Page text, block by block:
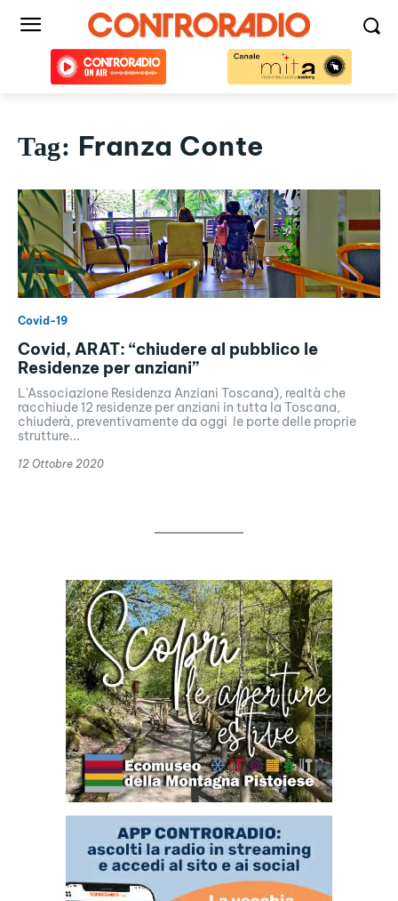
Tag: Franza Conte
Covid-19
Covid, ARAT: “chiudere al pubblico le
Residenze per anziani”
L'Associazione Residenza Anziani Toscana), realtà che
racchiude 12 residenze per anziani in tutta la Toscana,
chiuderà, preventivamente da oggi le porte delle proprie
strutture...
12 Ottobre 2020